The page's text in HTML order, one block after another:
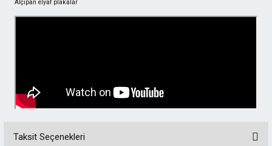
Alçıpan elyaf plakalar
Taksit Seçenekleri